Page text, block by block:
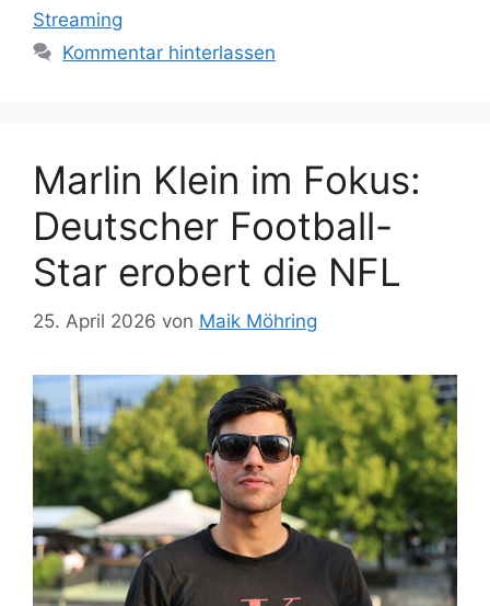
Streaming
Kommentar hinterlassen
Marlin Klein im Fokus:
Deutscher Football-
Star erobert die NFL
25. April 2026 von Maik Möhring